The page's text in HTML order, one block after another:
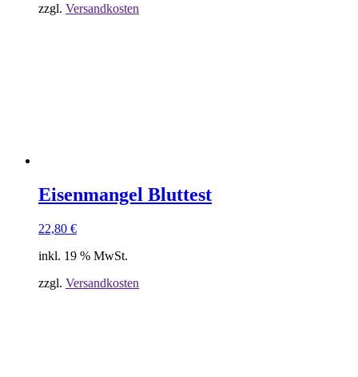
zzgl. Versandkosten
Eisenmangel Bluttest
22,80 €
inkl. 19 % MwSt.
zzgl. Versandkosten